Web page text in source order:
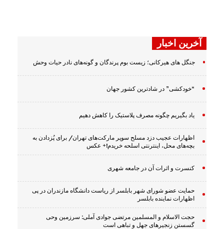
آخرین اخبار
جنگل های هیرکانی؛ زیست بوم پرندگان و گونه‌های نادر حیات وحش
“خودکشی” در شادترین کشور جهان
یاد بگیریم چگونه مصرف پلاستیک را کاهش دهیم
اظهارات عجیب دزد مسلح سوپر مارکت‌های تهران/ برای پُزدادن به
بچه‌های محل، اینترنتی اسلحه خریدم!+ عکس
کنسرت و اثرات آن در جامعه شهری
حمایت عضو شورای شهر بابلسر از ریاست دانشگاه مازندران در پی
اظهارات نماینده بابلسر
حجت الاسلام و المسلمین مرتضی جوادی آملی: سرزمین وحى
گسستن زنجیرهاى جهل و تباهى است